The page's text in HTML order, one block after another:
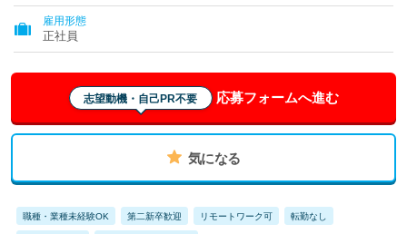
雇用形態
正社員
志望動機・自己PR不要 応募フォームへ進む
気になる
職種・業種未経験OK 第二新卒歓迎 リモートワーク可 転勤なし